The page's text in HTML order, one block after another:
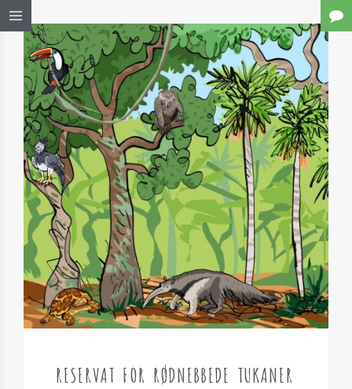
RESERVAT FOR RØDNEBBEDE TUKANER